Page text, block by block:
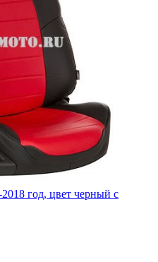
год, цвет черный с